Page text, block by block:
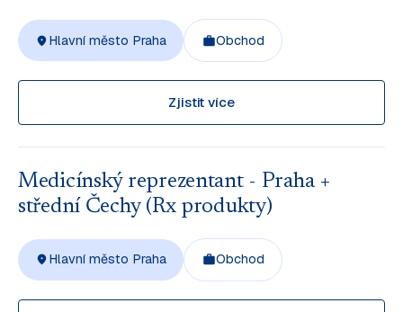
Hlavní město Praha Obchod
Zjistit více
Medicínský reprezentant - Praha +
střední Čechy (Rx produkty)
Hlavní město Praha Obchod